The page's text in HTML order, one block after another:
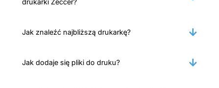
drukarki Zeccer?
Jak znaleźć najbliższą drukarkę?
Jak dodaje się pliki do druku?